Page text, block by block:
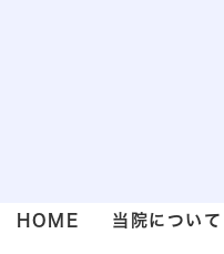
HOME 当院について